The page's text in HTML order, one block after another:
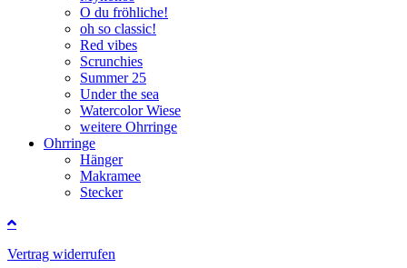
O du fröhliche!
oh so classic!
Red vibes
Scrunchies
Summer 25
Under the sea
Watercolor Wiese
weitere Ohrringe
Ohrringe
Hänger
Makramee
Stecker
Vertrag widerrufen